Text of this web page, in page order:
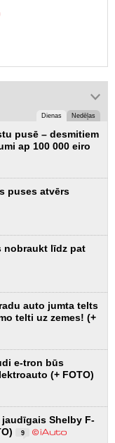
Dienas Nedēļas
pusē – desmitiem
ap 100 000 eiro
puses atvērs
nobraukt līdz pat
auto jumta telts
telti uz zemes! (+
e-tron būs
(+ FOTO)
jaudīgais Shelby F-
9